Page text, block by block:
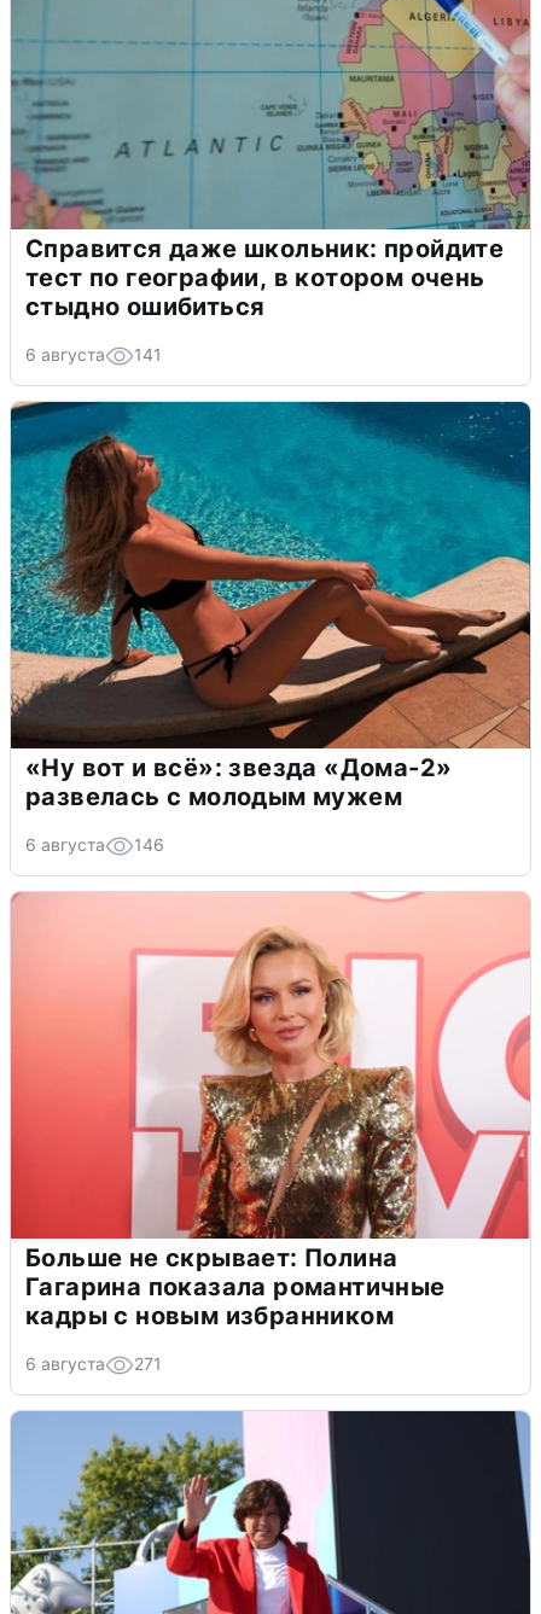
Справится даже школьник: пройдите
тест по географии, в котором очень
стыдно ошибиться
6 августа 141
«Ну вот и всё»: звезда «Дома-2»
развелась с молодым мужем
6 августа 146
Больше не скрывает: Полина
Гагарина показала романтичные
кадры с новым избранником
6 августа 271